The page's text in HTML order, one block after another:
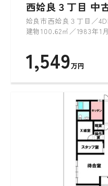
西姶良３丁目 中
姶良市西姶良３丁目／
建物100.62㎡／1983年1
1,549万円